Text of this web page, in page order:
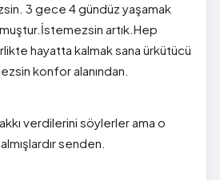
3 gece 4 gündüz yaşamak
artık.Hep
hayatta kalmak sana ürkütücü
konfor alanından.
verdilerini söylerler ama o
senden.